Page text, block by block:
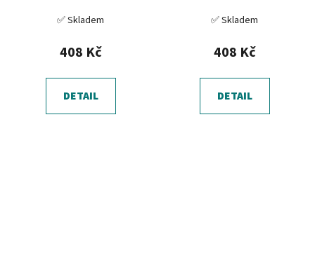
✅ Skladem
408 Kč
DETAIL
✅ Skladem
408 Kč
DETAIL